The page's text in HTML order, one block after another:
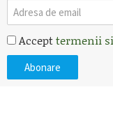
Accepttermenii